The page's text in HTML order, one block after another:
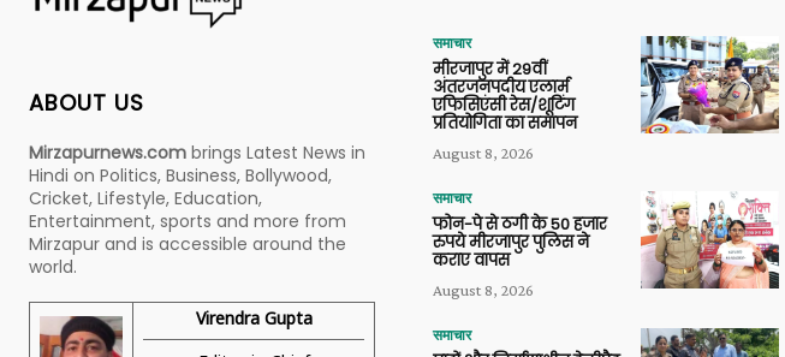
ABOUT US
Mirzapurnews.com brings Latest News in
Hindi on Politics, Business, Bollywood,
Cricket, Lifestyle, Education,
Entertainment, sports and more from
Mirzapur and is accessible around the
world.
Virendra Gupta
समाचार
मीरजापुर में 29वीं
अंतरजनपदीय एलार्म
एफिसिएंसी रेस/शूटिंग
प्रतियोगिता का समापन
August 8, 2026
समाचार
फोन-पे से ठगी के 50 हजार
रुपये मीरजापुर पुलिस ने
कराए वापस
August 8, 2026
समाचार